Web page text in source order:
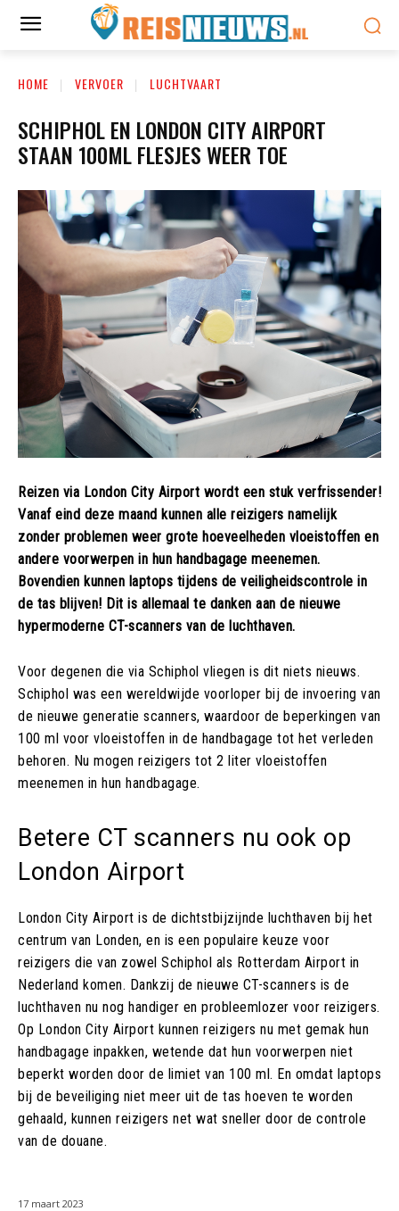
HOME VERVOER LUCHTVAART
SCHIPHOL EN LONDON CITY AIRPORT
STAAN 100ML FLESJES WEER TOE
Reizen via London City Airport wordt een stuk verfrissender!
Vanaf eind deze maand kunnen alle reizigers namelijk
zonder problemen weer grote hoeveelheden vloeistoffen en
andere voorwerpen in hun handbagage meenemen.
Bovendien kunnen laptops tijdens de veiligheidscontrole in
de tas blijven! Dit is allemaal te danken aan de nieuwe
hypermoderne CT-scanners van de luchthaven.
Voor degenen die via Schiphol vliegen is dit niets nieuws.
Schiphol was een wereldwijde voorloper bij de invoering van
de nieuwe generatie scanners, waardoor de beperkingen van
100 ml voor vloeistoffen in de handbagage tot het verleden
behoren. Nu mogen reizigers tot 2 liter vloeistoffen
meenemen in hun handbagage.
Betere CT scanners nu ook op
London Airport
London City Airport is de dichtstbijzijnde luchthaven bij het
centrum van Londen, en is een populaire keuze voor
reizigers die van zowel Schiphol als Rotterdam Airport in
Nederland komen. Dankzij de nieuwe CT-scanners is de
luchthaven nu nog handiger en probleemlozer voor reizigers.
Op London City Airport kunnen reizigers nu met gemak hun
handbagage inpakken, wetende dat hun voorwerpen niet
beperkt worden door de limiet van 100 ml. En omdat laptops
bij de beveiliging niet meer uit de tas hoeven te worden
gehaald, kunnen reizigers net wat sneller door de controle
van de douane.
17 maart 2023